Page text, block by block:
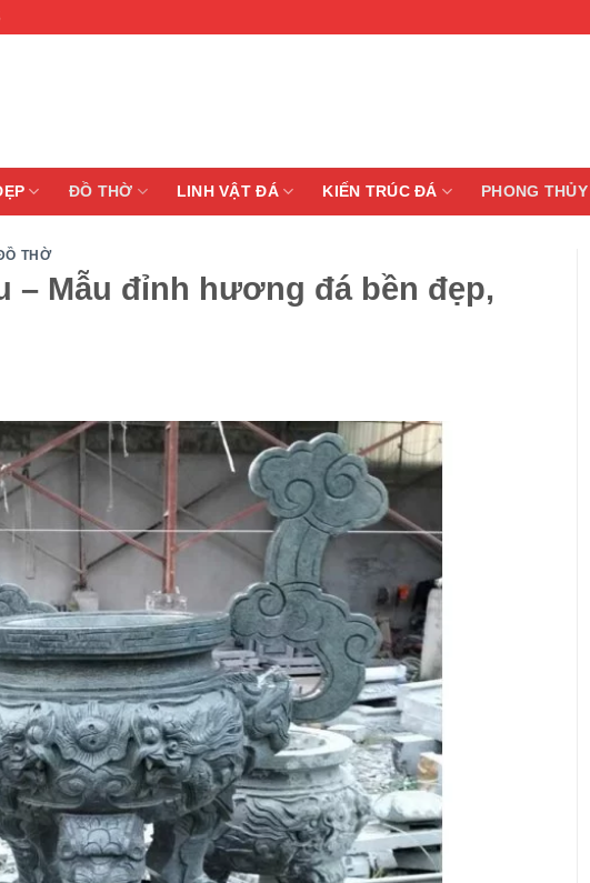
ĐỒ THỜ LINH VẬT ĐÁ KIẾN TRÚC ĐÁ PHONG THỦY
THỜ
Mẫu đỉnh hương đá bền đẹp,